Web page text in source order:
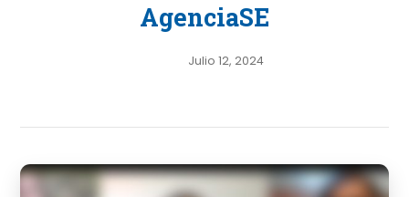
AgenciaSE
Julio 12, 2024